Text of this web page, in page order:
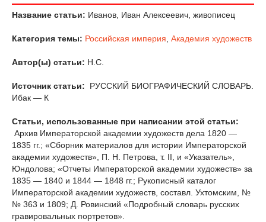
Название статьи: Иванов, Иван Алексеевич, живописец
Категория темы: Российская империя Академия художеств
Автор(ы) статьи: Н.С.
Источник статьи:
РУССКИЙ БИОГРАФИЧЕСКИЙ СЛОВАРЬ.
Ибак — К
Статьи, использованные при написании этой статьи:
Архив Императорской академии художеств дела 1820 —
1835 гг.; «Сборник материалов для истории Императорской
академии художеств», П. Н. Петрова, т. II, и «Указатель»,
Юндолова; «Отчеты Императорской академии художеств» за
1835 — 1840 и 1844 — 1848 гг.; Рукописный каталог
Императорской академии художеств, составл. Ухтомским, №
№ 363 и 1809; Д. Ровинский «Подробный словарь русских
гравировальных портретов».